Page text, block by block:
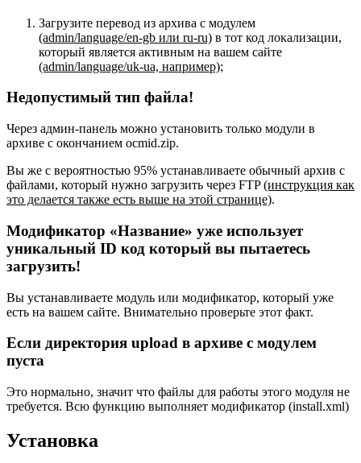
Загрузите перевод из архива с модулем
(admin/language/en-gb или ru-ru) в тот код локализации,
который является активным на вашем сайте
(admin/language/uk-ua, например);
Недопустимый тип файла!
Через админ-панель можно установить только модули в
архиве с окончанием ocmid.zip.
Вы же с вероятностью 95% устанавливаете обычный архив с
файлами, который нужно загрузить через FTP(инструкция как
это делается также есть выше на этой странице).
Модификатор «Название» уже использует
уникальный ID код который вы пытаетесь
загрузить!
Вы устанавливаете модуль или модификатор, который уже
есть на вашем сайте. Внимательно проверьте этот факт.
Если директория upload в архиве с модулем
пуста
Это нормально, значит что файлы для работы этого модуля не
требуется. Всю функцию выполняет модификатор (install.xml)
Установка